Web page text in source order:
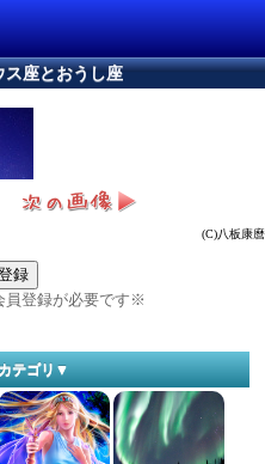
ス座とおうし座
(C)八板康麿
録
員登録が必要です※
テゴリ▼